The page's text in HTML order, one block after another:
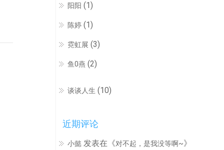
阳阳 (1)
陈婷 (1)
霓虹展 (3)
鱼0燕 (2)
谈谈人生 (10)
近期评论
小懿 发表在《对不起，是我没等啊~》